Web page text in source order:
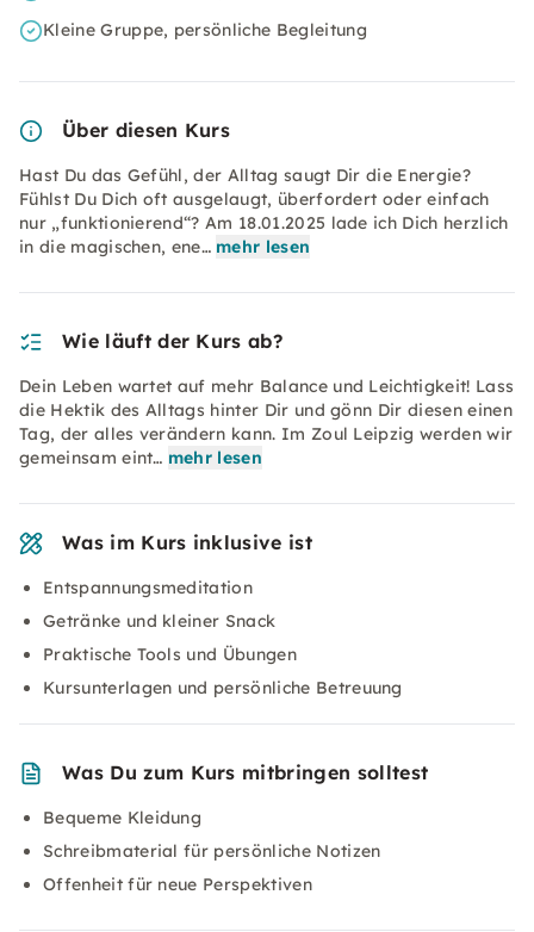
Kleine Gruppe, persönliche Begleitung
Über diesen Kurs
Hast Du das Gefühl, der Alltag saugt Dir die Energie?
Fühlst Du Dich oft ausgelaugt, überfordert oder einfach
nur „funktionierend“? Am 18.01.2025 lade ich Dich herzlich
in die magischen, ene… mehr lesen
Wie läuft der Kurs ab?
Dein Leben wartet auf mehr Balance und Leichtigkeit! Lass
die Hektik des Alltags hinter Dir und gönn Dir diesen einen
Tag, der alles verändern kann. Im Zoul Leipzig werden wir
gemeinsam eint… mehr lesen
Was im Kurs inklusive ist
Entspannungsmeditation
Getränke und kleiner Snack
Praktische Tools und Übungen
Kursunterlagen und persönliche Betreuung
Was Du zum Kurs mitbringen solltest
Bequeme Kleidung
Schreibmaterial für persönliche Notizen
Offenheit für neue Perspektiven